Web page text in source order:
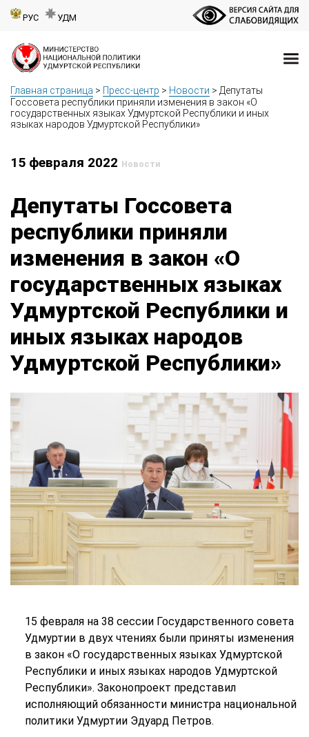
РУС УДМ
Главная страница > Пресс-центр > Новости > Депутаты
Госсовета республики приняли изменения в закон «О
государственных языках Удмуртской Республики и иных
языках народов Удмуртской Республики»
15 февраля 2022 Новости
Депутаты Госсовета
республики приняли
изменения в закон «О
государственных языках
Удмуртской Республики и
иных языках народов
Удмуртской Республики»
15 февраля на 38 сессии Государственного совета
Удмуртии в двух чтениях были приняты изменения
в закон «О государственных языках Удмуртской
Республики и иных языках народов Удмуртской
Республики». Законопроект представил
исполняющий обязанности министра национальной
политики Удмуртии Эдуард Петров.